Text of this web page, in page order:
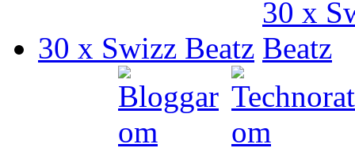
30 x Swizz Beatz